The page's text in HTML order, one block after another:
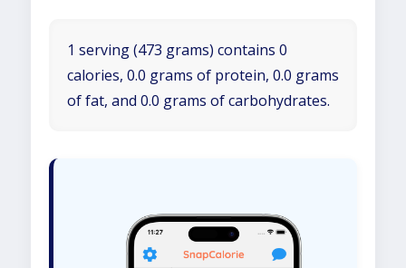
1 serving (473 grams) contains 0
calories, 0.0 grams of protein, 0.0 grams
of fat, and 0.0 grams of carbohydrates.